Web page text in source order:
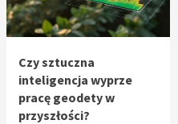
internetowych – jak
rozwiązania cyfrowe
Czy sztuczna
inteligencja wyprze
pracę geodety w
przyszłości?